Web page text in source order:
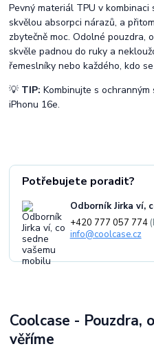
Potřebujete poradit?
Odborník Jirka ví,
+420 777 057 774
info@coolcase.cz
Pevný materiál TPU v
skvělou absorpci nárazů, a
zbytečně moc. Odolné pouzdra,
skvěle padnou do ruky a
řemeslníky nebo každého, kdo
💡 TIP: Kombinujte s
iPhonu 16e.
Coolcase -
věříme